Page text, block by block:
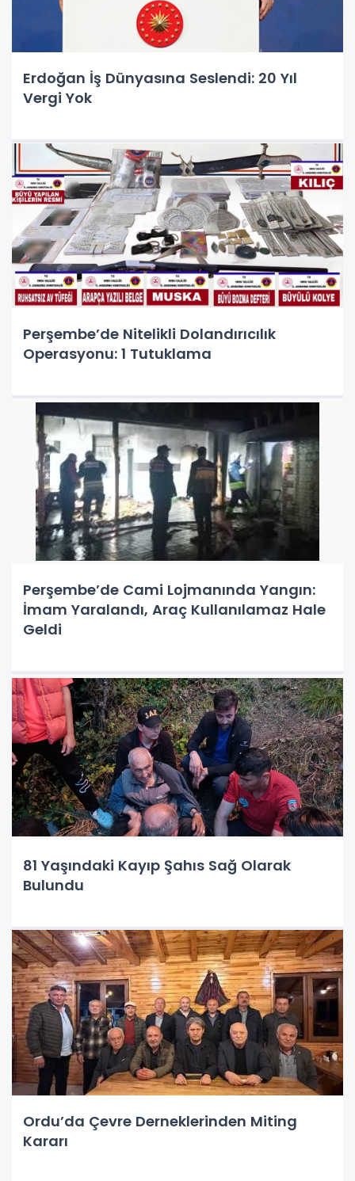
Erdoğan İş Dünyasına Seslendi: 20 Yıl
Vergi Yok
Perşembe’de Nitelikli Dolandırıcılık
Operasyonu: 1 Tutuklama
Perşembe’de Cami Lojmanında Yangın:
İmam Yaralandı, Araç Kullanılamaz Hale
Geldi
81 Yaşındaki Kayıp Şahıs Sağ Olarak
Bulundu
Ordu’da Çevre Derneklerinden Miting
Kararı